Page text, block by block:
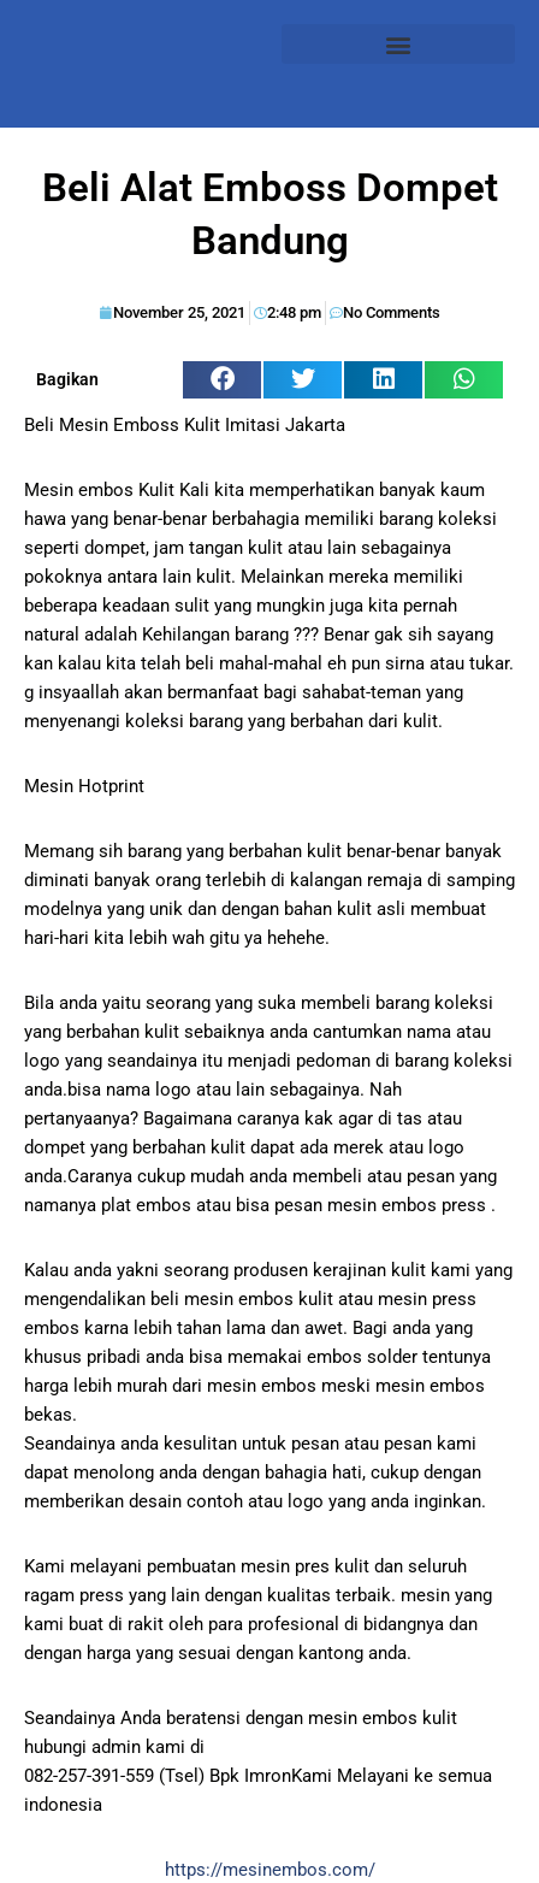
Beli Alat Emboss Dompet
Bandung
November 25, 2021 2:48 pm No Comments
Bagikan
Beli Mesin Emboss Kulit Imitasi Jakarta
Mesin embos Kulit Kali kita memperhatikan banyak kaum
hawa yang benar-benar berbahagia memiliki barang koleksi
seperti dompet, jam tangan kulit atau lain sebagainya
pokoknya antara lain kulit. Melainkan mereka memiliki
beberapa keadaan sulit yang mungkin juga kita pernah
natural adalah Kehilangan barang ??? Benar gak sih sayang
kan kalau kita telah beli mahal-mahal eh pun sirna atau tukar.
g insyaallah akan bermanfaat bagi sahabat-teman yang
menyenangi koleksi barang yang berbahan dari kulit.
Mesin Hotprint
Memang sih barang yang berbahan kulit benar-benar banyak
diminati banyak orang terlebih di kalangan remaja di samping
modelnya yang unik dan dengan bahan kulit asli membuat
hari-hari kita lebih wah gitu ya hehehe.
Bila anda yaitu seorang yang suka membeli barang koleksi
yang berbahan kulit sebaiknya anda cantumkan nama atau
logo yang seandainya itu menjadi pedoman di barang koleksi
anda.bisa nama logo atau lain sebagainya. Nah
pertanyaanya? Bagaimana caranya kak agar di tas atau
dompet yang berbahan kulit dapat ada merek atau logo
anda.Caranya cukup mudah anda membeli atau pesan yang
namanya plat embos atau bisa pesan mesin embos press .
Kalau anda yakni seorang produsen kerajinan kulit kami yang
mengendalikan beli mesin embos kulit atau mesin press
embos karna lebih tahan lama dan awet. Bagi anda yang
khusus pribadi anda bisa memakai embos solder tentunya
harga lebih murah dari mesin embos meski mesin embos
bekas.
Seandainya anda kesulitan untuk pesan atau pesan kami
dapat menolong anda dengan bahagia hati, cukup dengan
memberikan desain contoh atau logo yang anda inginkan.
Kami melayani pembuatan mesin pres kulit dan seluruh
ragam press yang lain dengan kualitas terbaik. mesin yang
kami buat di rakit oleh para profesional di bidangnya dan
dengan harga yang sesuai dengan kantong anda.
Seandainya Anda beratensi dengan mesin embos kulit
hubungi admin kami di
082-257-391-559 (Tsel) Bpk ImronKami Melayani ke semua
indonesia
https://mesinembos.com/